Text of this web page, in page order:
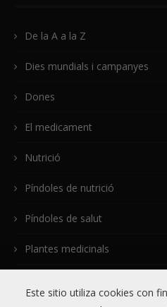
Este sitio utiliza cookies con
De la A a la Z
Dies mundials i campanyes
Dones
El medicament
Nutrició
Píndoles de nutrició
Píndoles de salut
Plantes medicinals